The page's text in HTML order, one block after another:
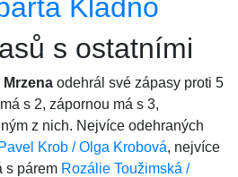
Kladno
s ostatními
Mrzena odehrál své zápasy proti 5
s 2, zápornou má s 3,
z nich. Nejvíce odehraných
Pavel Krob / Olga Krobová, nejvíce
s párem Rozálie Toužimská /